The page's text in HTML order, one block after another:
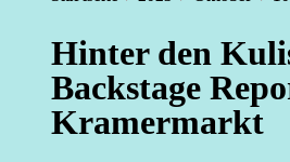
Hinter den
Backstage
Kramermarkt